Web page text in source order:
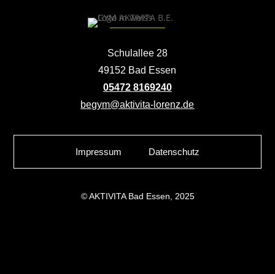
Schulallee 28
49152 Bad Essen
05472 8169240
begym@aktivita-lorenz.de
Impressum Datenschutz
© AKTIVITA Bad Essen, 2025